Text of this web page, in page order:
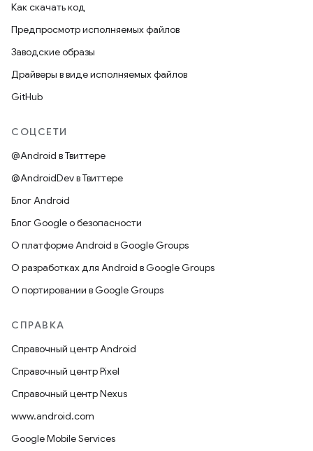
Как скачать код
Предпросмотр исполняемых файлов
Заводские образы
Драйверы в виде исполняемых файлов
GitHub
СОЦСЕТИ
@Android в Твиттере
@AndroidDev в Твиттере
Блог Android
Блог Google о безопасности
О платформе Android в Google Groups
О разработках для Android в Google Groups
О портировании в Google Groups
СПРАВКА
Справочный центр Android
Справочный центр Pixel
Справочный центр Nexus
www.android.com
Google Mobile Services